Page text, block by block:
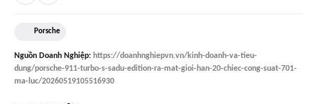
Porsche
Nguồn Doanh Nghiệp: https://doanhnghiepvn.vn/kinh-doanh-va-tieu-
dung/porsche-911-turbo-s-sadu-edition-ra-mat-gioi-han-20-chiec-cong-suat-701-
ma-luc/20260519105516930